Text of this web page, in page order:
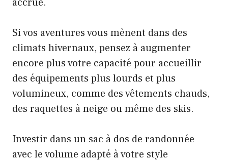
Si vos aventures vous mènent dans des
climats hivernaux, pensez à augmenter
encore plus votre capacité pour accueillir
des équipements plus lourds et plus
volumineux, comme des vêtements chauds,
des raquettes à neige ou même des skis.
Investir dans un sac à dos de randonnée
avec le volume adapté à votre style